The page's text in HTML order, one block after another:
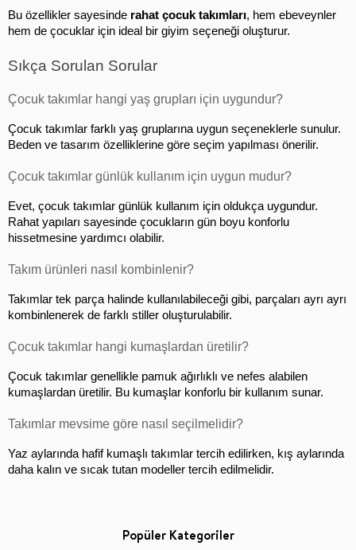
Bu özellikler sayesinde rahat çocuk takımları, hem ebeveynler
hem de çocuklar için ideal bir giyim seçeneği oluşturur.
Sıkça Sorulan Sorular
Çocuk takımlar hangi yaş grupları için uygundur?
Çocuk takımlar farklı yaş gruplarına uygun seçeneklerle sunulur.
Beden ve tasarım özelliklerine göre seçim yapılması önerilir.
Çocuk takımlar günlük kullanım için uygun mudur?
Evet, çocuk takımlar günlük kullanım için oldukça uygundur.
Rahat yapıları sayesinde çocukların gün boyu konforlu
hissetmesine yardımcı olabilir.
Takım ürünleri nasıl kombinlenir?
Takımlar tek parça halinde kullanılabileceği gibi, parçaları ayrı ayrı
kombinlenerek de farklı stiller oluşturulabilir.
Çocuk takımlar hangi kumaşlardan üretilir?
Çocuk takımlar genellikle pamuk ağırlıklı ve nefes alabilen
kumaşlardan üretilir. Bu kumaşlar konforlu bir kullanım sunar.
Takımlar mevsime göre nasıl seçilmelidir?
Yaz aylarında hafif kumaşlı takımlar tercih edilirken, kış aylarında
daha kalın ve sıcak tutan modeller tercih edilmelidir.
Popüler Kategoriler